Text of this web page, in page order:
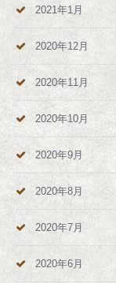
2021年1月
2020年12月
2020年11月
2020年10月
2020年9月
2020年8月
2020年7月
2020年6月